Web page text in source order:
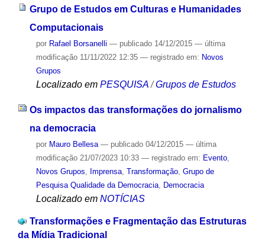
Grupo de Estudos em Culturas e Humanidades
Computacionais
por Rafael Borsanelli — publicado14/12/2015 — última
modificação11/11/2022 12:35 — registrado em: Novos
Grupos
Localizado em PESQUISA /Grupos de Estudos
Os impactos das transformações do jornalismo
na democracia
por Mauro Bellesa — publicado04/12/2015 — última
modificação21/07/2023 10:33 — registrado em: Evento,
Novos Grupos
Imprensa, Transformação, Grupo de
Pesquisa Qualidade da Democracia, Democracia
Localizado em NOTÍCIAS
Transformações e Fragmentação das Estruturas
da Mídia Tradicional